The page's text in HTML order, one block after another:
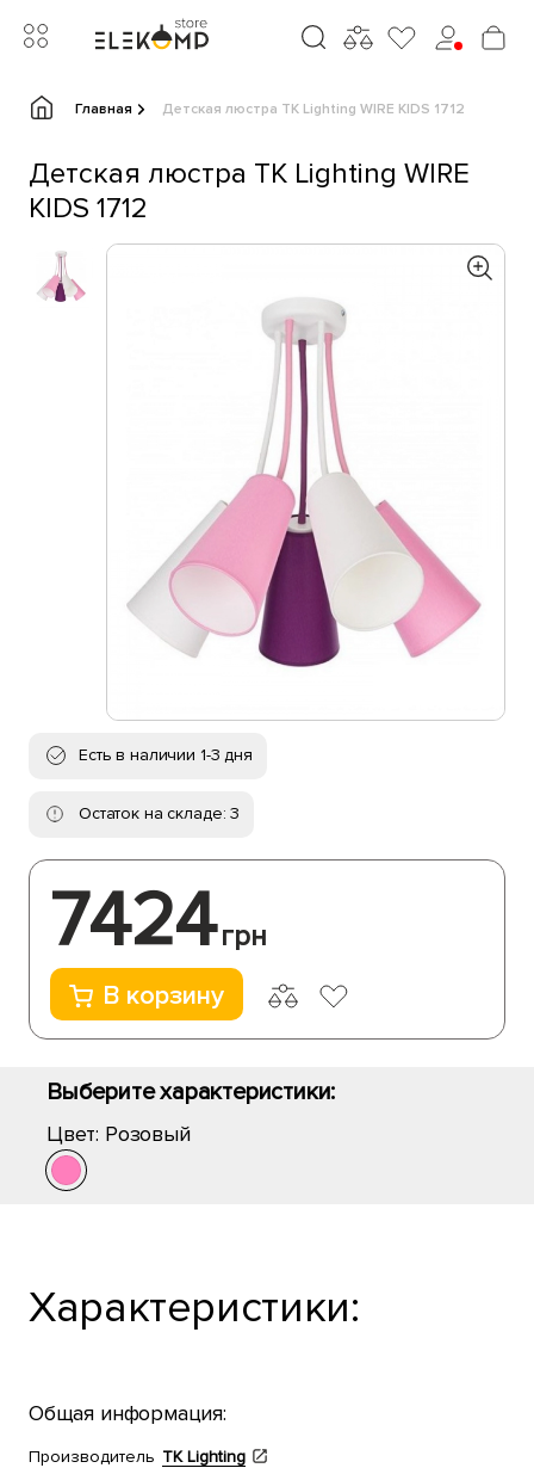
Главная Детская люстра TK Lighting WIRE KIDS 1712
Детская люстра TK Lighting WIRE
KIDS 1712
Есть в наличии 1-3 дня
Остаток на складе: 3
7424грн
В корзину
Выберите характеристики:
Цвет: Розовый
Характеристики:
Общая информация:
Производитель TK Lighting